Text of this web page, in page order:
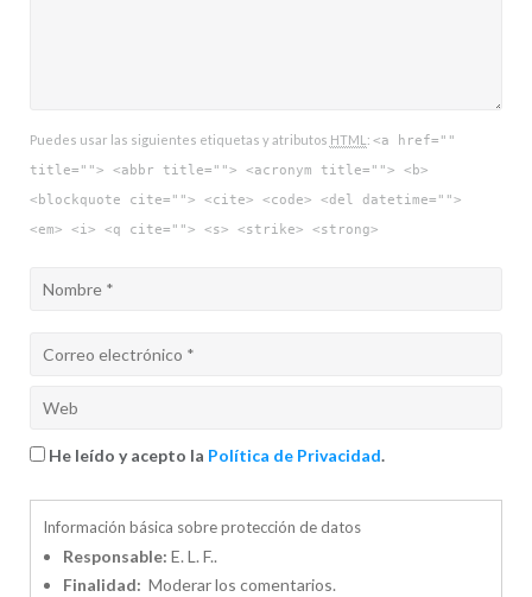
Puedes usar las siguientes etiquetas y atributos HTML : <a href=""
title=""> <abbr title=""> <acronym title=""> <b>
<blockquote cite=""> <cite> <code> <del datetime="">
<em> <i> <q cite=""> <s> <strike> <strong>
He leído y acepto la Política de Privacidad.
Información básica sobre protección de datos
Responsable: E. L. F..
Finalidad: Moderar los comentarios.